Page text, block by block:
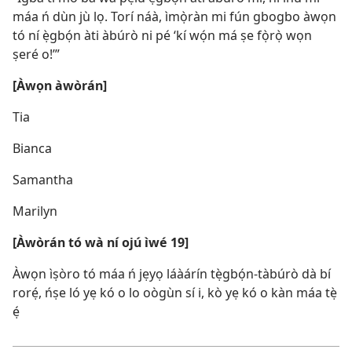
máa ń dùn jù lọ. Torí náà, ìmọ̀ràn mi fún gbogbo àwọn
tó ní ẹ̀gbọ́n àti àbúrò ni pé ‘kí wọ́n má ṣe fọ̀rọ̀ wọn
ṣeré o!’”
[Àwọn àwòrán]
Tia
Bianca
Samantha
Marilyn
[Àwòrán tó wà ní ojú ìwé 19]
Àwọn ìṣòro tó máa ń jẹyọ láàárín tẹ̀gbọ́n-tàbúrò dà bí
rorẹ́, ńṣe ló yẹ kó o lo oògùn sí i, kò yẹ kó o kàn máa tẹ̀
ẹ́